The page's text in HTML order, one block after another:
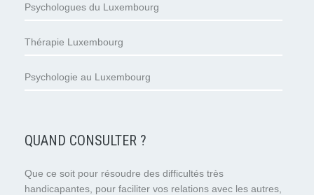
Psychologues du Luxembourg
Thérapie Luxembourg
Psychologie au Luxembourg
QUAND CONSULTER ?
Que ce soit pour résoudre des difficultés très
handicapantes, pour faciliter vos relations avec les autres,